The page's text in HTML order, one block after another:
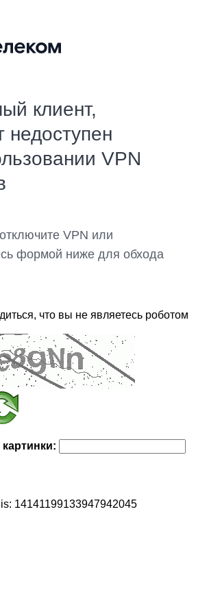
клиент,
недоступен
VPN
VPN или
формой ниже для обхода
что вы не являетесь роботом
14141199133947942045